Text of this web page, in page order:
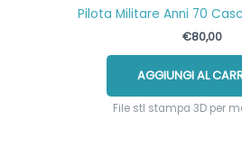
Pilota Militare Anni 70
€80,00
AGGIUNGI AL
File stl stampa 3D per